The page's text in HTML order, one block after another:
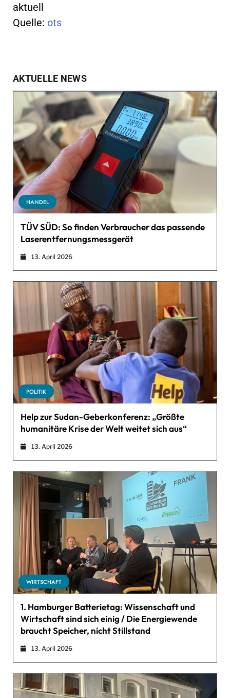
aktuell
Quelle: ots
AKTUELLE NEWS
HANDEL
TÜV SÜD: So finden Verbraucher das passende
Laserentfernungsmessgerät
13. April 2026
POLITIK
Help zur Sudan-Geberkonferenz: „Größte
humanitäre Krise der Welt weitet sich aus“
13. April 2026
WIRTSCHAFT
1. Hamburger Batterietag: Wissenschaft und
Wirtschaft sind sich einig / Die Energiewende
braucht Speicher, nicht Stillstand
13. April 2026